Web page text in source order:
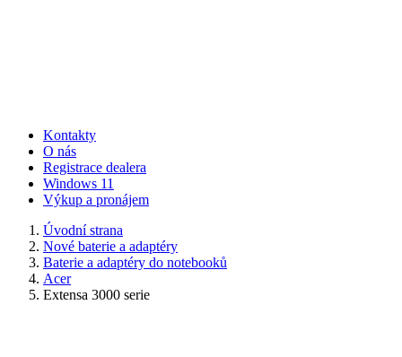
Kontakty
O nás
Registrace dealera
Windows 11
Výkup a pronájem
Úvodní strana
Nové baterie a adaptéry
Baterie a adaptéry do notebooků
Acer
Extensa 3000 serie